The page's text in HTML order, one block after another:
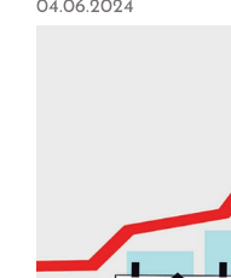
04.06.2024